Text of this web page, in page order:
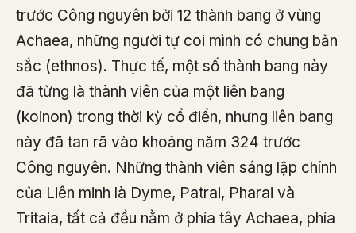
trước Công nguyên bởi 12 thành bang ở vùng
Achaea, những người tự coi mình có chung bản
sắc (ethnos). Thực tế, một số thành bang này
đã từng là thành viên của một liên bang
(koinon) trong thời kỳ cổ điển, nhưng liên bang
này đã tan rã vào khoảng năm 324 trước
Công nguyên. Những thành viên sáng lập chính
của Liên minh là Dyme, Patrai, Pharai và
Tritaia, tất cả đều nằm ở phía tây Achaea, phía